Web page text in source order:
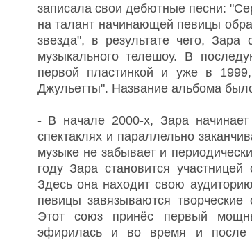
записала свои дебютные песни:
на талант начинающей певицы
звезда", в результате чего,
музыкального телешоу. В
первой пластинкой и уже в
Джульетты". Название альбома
- В начале 2000-х, Зара начинает
спектаклях и параллельно
музыке не забывает и
году Зара становится
Здесь она находит свою
певицы завязываются
Этот союз принёс первый
эфирилась и во время и после